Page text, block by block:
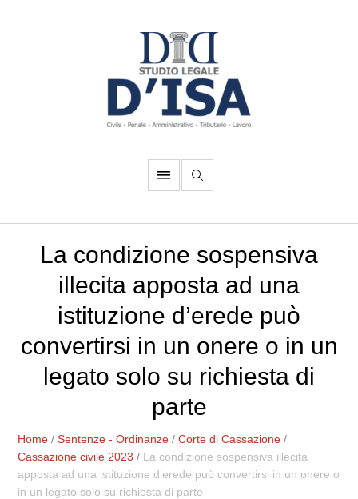
La condizione sospensiva
illecita apposta ad una
istituzione d’erede può
convertirsi in un onere o in un
legato solo su richiesta di
parte
Home /Sentenze - Ordinanze /Corte di Cassazione /
Cassazione civile 2023 / La condizione sospensiva illecita
apposta ad una istituzione d’erede può convertirsi in un onere o
in un legato solo su richiesta di parte